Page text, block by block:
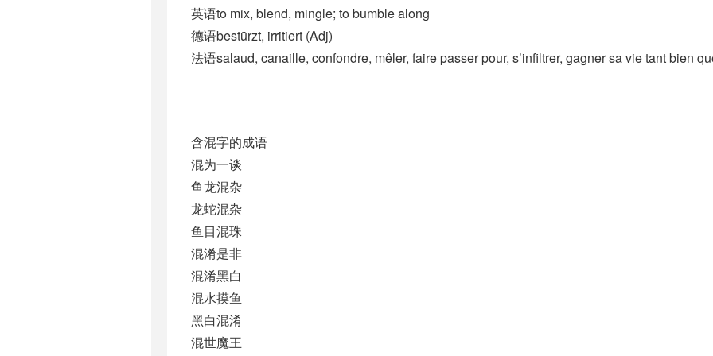
英语to mix, blend, mingle; to bumble along
德语bestürzt, irritiert (Adj)
法语salaud, canaille, confondre, mêler, faire passer pour, s’infiltrer, gagner sa vie tant bien
含混字的成语
混为一谈
鱼龙混杂
龙蛇混杂
鱼目混珠
混淆是非
混淆黑白
混水摸鱼
黑白混淆
混世魔王